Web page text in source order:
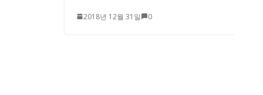
2018년 12월 31일 0